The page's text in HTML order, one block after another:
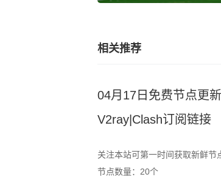
相关推荐
04月17日免费节点更
V2ray|Clash订阅链接
关注本站可第一时间获取新鲜节
节点数量：20个